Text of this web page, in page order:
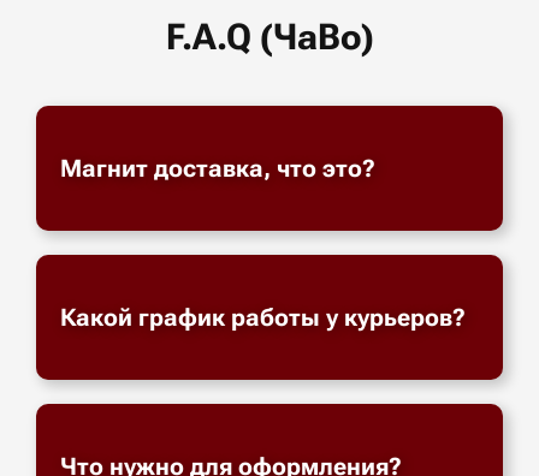
F.A.Q (ЧаВо)
Магнит доставка, что это?
Какой график работы у курьеров?
Что нужно для оформления?